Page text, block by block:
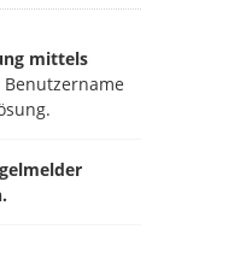
mittels